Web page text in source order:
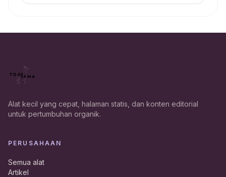
Alat kecil yang cepat, halaman statis, dan konten editorial
untuk pertumbuhan organik.
PERUSAHAAN
Semua alat
Artikel